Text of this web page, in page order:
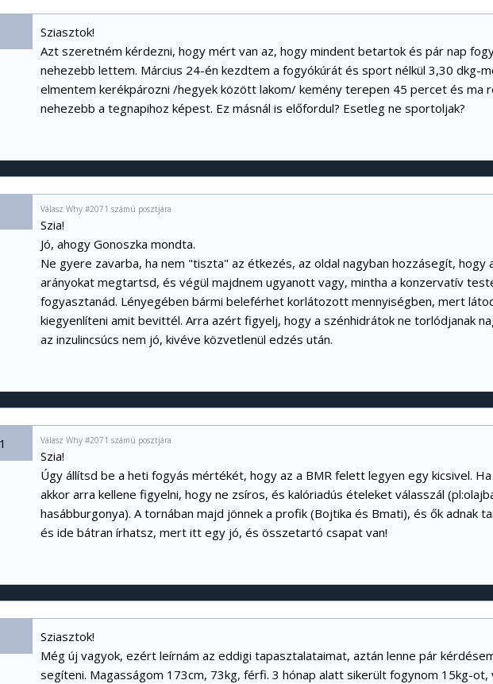
Sziasztok!
Azt szeretném kérdezni, hogy mért van az, hogy mindent betartok és pár nap
nehezebb lettem. Március 24-én kezdtem a fogyókúrát és sport nélkül 3,30 dkg-
elmentem kerékpározni /hegyek között lakom/ kemény terepen 45 percet és ma
nehezebb a tegnapihoz képest. Ez másnál is előfordul? Esetleg ne sportoljak?
Válasz Why #2071 számú posztjára
Szia!
Jó, ahogy Gonoszka mondta.
Ne gyere zavarba, ha nem "tiszta" az étkezés, az oldal nagyban hozzásegít, hogy
arányokat megtartsd, és végül majdnem ugyanott vagy, mintha a konzervatív
fogyasztanád. Lényegében bármi beleférhet korlátozott mennyiségben, mert
kiegyenlíteni amit bevittél. Arra azért figyelj, hogy a szénhidrátok ne torlódjanak
az inzulincsúcs nem jó, kivéve közvetlenül edzés után.
Válasz Why #2071 számú posztjára
Szia!
Úgy állítsd be a heti fogyás mértékét, hogy az a BMR felett legyen egy kicsivel.
akkor arra kellene figyelni, hogy ne zsíros, és kalóriadús ételeket válasszál
hasábburgonya). A tornában majd jönnek a profik (Bojtika és Bmati), és ők adnak
és ide bátran írhatsz, mert itt egy jó, és összetartó csapat van!
Sziasztok!
Még új vagyok, ezért leírnám az eddigi tapasztalataimat, aztán lenne pár
segíteni. Magasságom 173cm, 73kg, férfi. 3 hónap alatt sikerült fogynom 15kg-